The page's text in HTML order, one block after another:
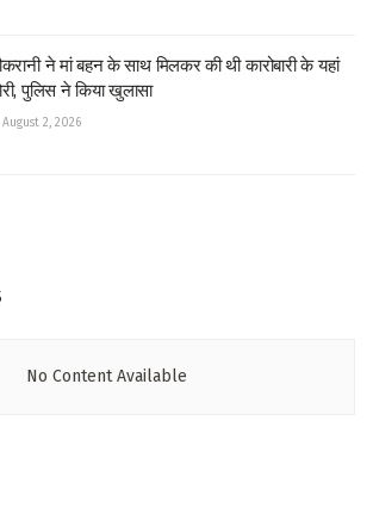
ने मां बहन के साथ मिलकर की थी कारोबारी के यहां
पुलिस ने किया खुलासा
August 2, 2026
No Content Available